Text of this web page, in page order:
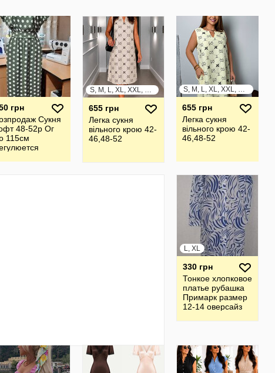
грн
Сукня
48-52р Ог
115см
S, M, L, XL, XXL, XXXL
655 грн
Легка сукня
вільного крою 42-
46,48-52
S, M, L, XL, XXL, XXXL
655 грн
Легка сукня
вільного крою 42-
46,48-52
L, XL
330 грн
Тонкое хлопковое
платье рубашка
Примарк размер
12-14 оверсайз